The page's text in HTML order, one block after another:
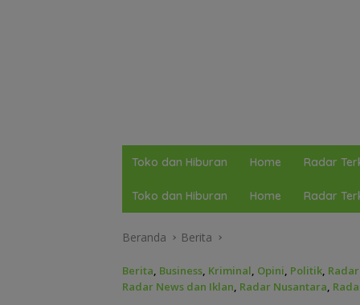
Toko dan Hiburan Home Radar
Toko dan Hiburan Home Radar
Beranda Berita
Berita, Business, Kriminal, Opini, Politik,
Radar News dan Iklan, Radar Nusantara,